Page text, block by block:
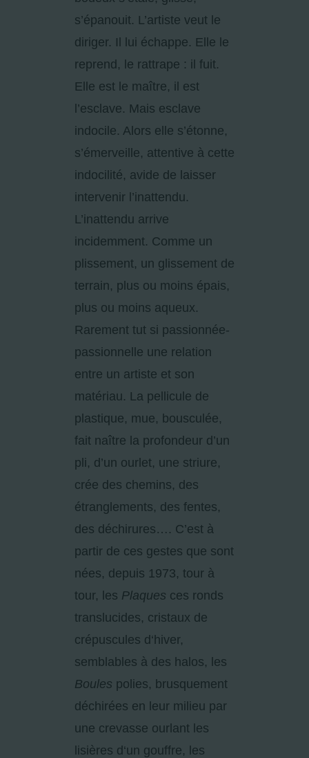
s’épanouit. L’artiste veut le
diriger. Il lui échappe. Elle le
reprend, le rattrape : il fuit.
Elle est le maître, il est
l’esclave. Mais esclave
indocile. Alors elle s’étonne,
s’émerveille, attentive à cette
indocilité, avide de laisser
intervenir l’inattendu.
L’inattendu arrive
incidemment. Comme un
plissement, un glissement de
terrain, plus ou moins épais,
plus ou moins aqueux.
Rarement tut si passionnée-
passionnelle une relation
entre un artiste et son
matériau. La pellicule de
plastique, mue, bousculée,
fait naître la profondeur d’un
pli, d’un ourlet, une striure,
crée des chemins, des
étranglements, des fentes,
des déchirures…. C’est à
partir de ces gestes que sont
nées, depuis 1973, tour à
tour, les Plaques ces ronds
translucides, cristaux de
crépuscules d‘hiver,
semblables à des halos, les
Boules polies, brusquement
déchirées en leur milieu par
une crevasse ourlant les
lisières d‘un gouffre, les